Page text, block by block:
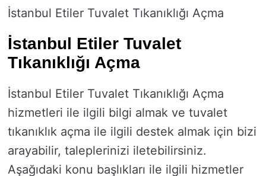
İstanbul Etiler Tuvalet Tıkanıklığı Açma
İstanbul Etiler Tuvalet
Tıkanıklığı Açma
İstanbul Etiler Tuvalet Tıkanıklığı Açma
hizmetleri ile ilgili bilgi almak ve tuvalet
tıkanıklık açma ile ilgili destek almak için bizi
arayabilir, taleplerinizi iletebilirsiniz.
Aşağıdaki konu başlıkları ile ilgili hizmetler